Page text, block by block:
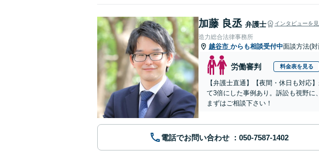
加藤 良丞 弁護士 インタビューを
造力総合法律事務所
越谷市 からも相談受付中面談方法(
労働審判 料金表を見る
【弁護士直通】【夜間・休日も対応
て3倍にした事例あり。訴訟も視野に
まずはご相談下さい！
電話でお問い合わせ